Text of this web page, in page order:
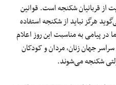
جهانی حمایت از قربانیان شکنجه است. قوانین
هرگز نباید از شکنجه استفاده
پیامی به مناسبت این روز اعلام
کرد که با وجود ممنوعیت بین‌المللی در سراسر جهان زنان٬ مردان و کودکان
شکنجه می‌شوند.